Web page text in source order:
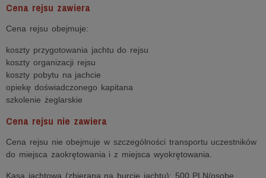
Cena rejsu zawiera
Cena rejsu obejmuje:
koszty przygotowania jachtu do rejsu
koszty organizacji rejsu
koszty pobytu na jachcie
opiekę doświadczonego kapitana
szkolenie żeglarskie
Cena rejsu nie zawiera
Cena rejsu nie obejmuje w szczególności transportu uczestników
do miejsca zaokrętowania i z miejsca wyokrętowania.
Kasa jachtowa (zbierana na burcie jachtu): 500 PLN/osobę